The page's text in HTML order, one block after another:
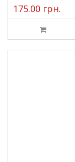
175.00 грн.